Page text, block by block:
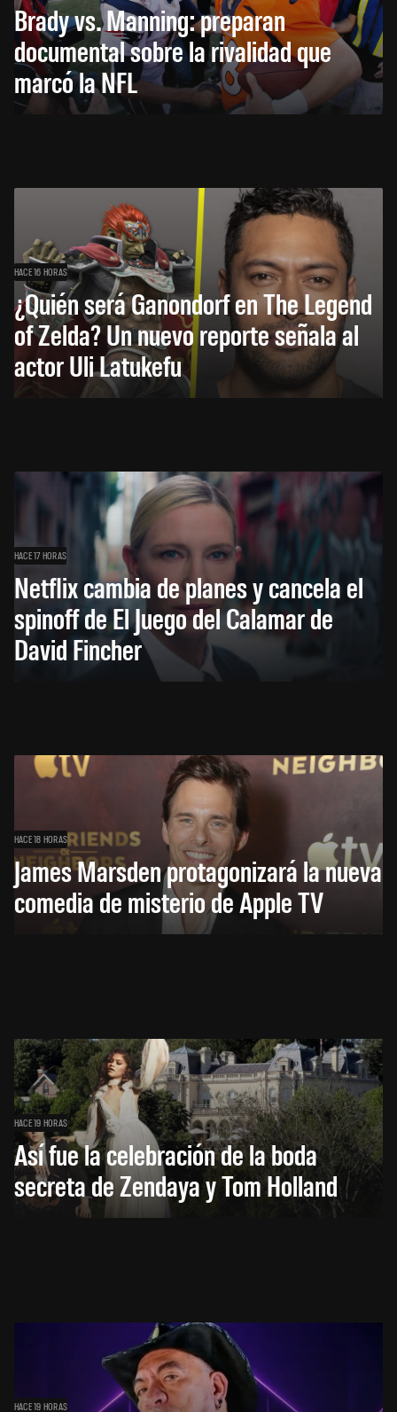
Brady vs. Manning: preparan
documental sobre la rivalidad que
marcó la NFL
HACE 16 HORAS
¿Quién será Ganondorf en The Legend
of Zelda? Un nuevo reporte señala al
actor Uli Latukefu
HACE 17 HORAS
Netflix cambia de planes y cancela el
spinoff de El Juego del Calamar de
David Fincher
HACE 18 HORAS
James Marsden protagonizará la nueva
comedia de misterio de Apple TV
HACE 19 HORAS
Así fue la celebración de la boda
secreta de Zendaya y Tom Holland
HACE 19 HORAS